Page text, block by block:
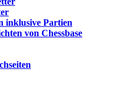
inklusive Partien
von Chessbase